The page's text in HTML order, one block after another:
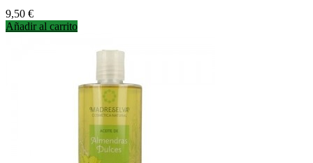
Precio
9,50 €
Añadir al carrito